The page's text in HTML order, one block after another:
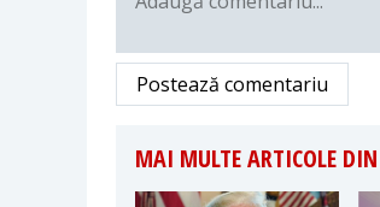
Postează comentariu
MAI MULTE ARTICOLE